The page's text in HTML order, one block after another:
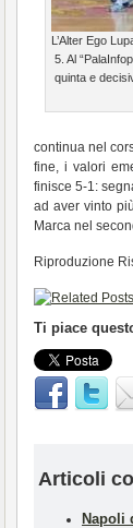
L’Alter Ego
5. Al
quinta e
continua nel
fine, i valori
finisce 5-1:
ad aver vinto
Marca nel
Riproduzione
Ti piace
Articoli
Napoli